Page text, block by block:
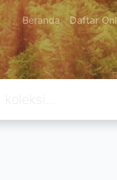
Beranda Daftar